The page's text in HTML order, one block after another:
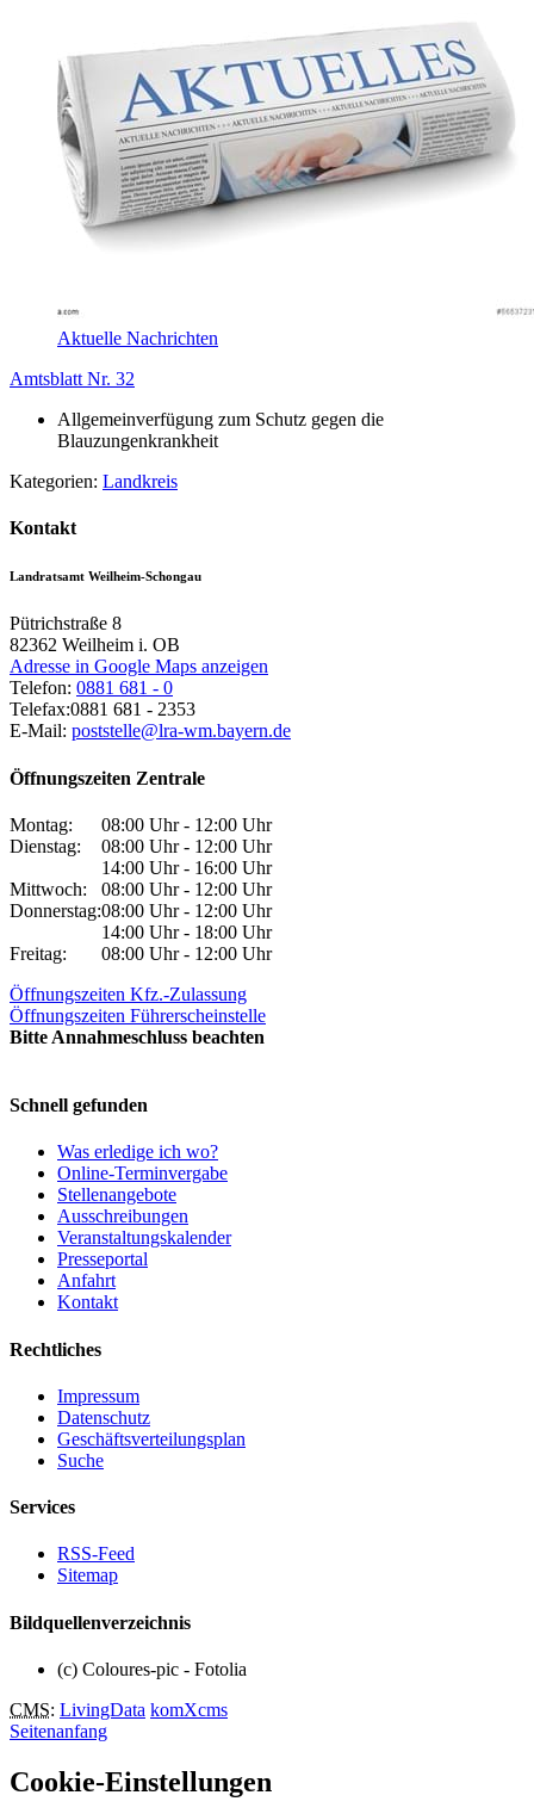
Aktuelle Nachrichten
Amtsblatt Nr. 32
Allgemeinverfügung zum Schutz gegen die
Blauzungenkrankheit
Kategorien: Landkreis
Kontakt
Landratsamt Weilheim-Schongau
Pütrichstraße 8
82362 Weilheim i. OB
Adresse in Google Maps anzeigen
Telefon: 0881 681 - 0
Telefax:0881 681 - 2353
E-Mail: poststelle@lra-wm.bayern.de
Öffnungszeiten Zentrale
Montag:
08:00 Uhr - 12:00 Uhr
Dienstag:
08:00 Uhr - 12:00 Uhr
14:00 Uhr - 16:00 Uhr
Mittwoch:
08:00 Uhr - 12:00 Uhr
Donnerstag:08:00 Uhr - 12:00 Uhr
14:00 Uhr - 18:00 Uhr
Freitag:
08:00 Uhr - 12:00 Uhr
Öffnungszeiten Kfz.-Zulassung
Öffnungszeiten Führerscheinstelle
Bitte Annahmeschluss beachten
Schnell gefunden
Was erledige ich wo?
Online-Terminvergabe
Stellenangebote
Ausschreibungen
Veranstaltungskalender
Presseportal
Anfahrt
Kontakt
Rechtliches
Impressum
Datenschutz
Geschäftsverteilungsplan
Suche
Services
RSS-Feed
Sitemap
Bildquellenverzeichnis
(c) Coloures-pic - Fotolia
CMS: LivingData komXcms
Seitenanfang
Cookie-Einstellungen